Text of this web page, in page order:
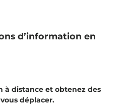
d’information en
à distance et obtenez des
déplacer.